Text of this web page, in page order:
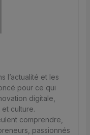
l’actualité et les
pour ce qui
digitale,
culture.
comprendre,
passionnés